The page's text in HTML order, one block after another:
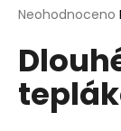
Průměrné
produktu
je
0,0
z
Neohodnoceno
a
j
í
t